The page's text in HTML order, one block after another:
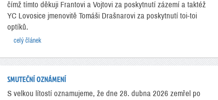
čímž tímto děkuji Frantovi a Vojtovi za poskytnutí zázemí a taktéž
YC Lovosice jmenovitě Tomáši Drašnarovi za poskytnutí toi-toi
optíků.
celý článek
SMUTEČNÍ OZNÁMENÍ
S velkou lítostí oznamujeme, že dne 28. dubna 2026 zemřel po